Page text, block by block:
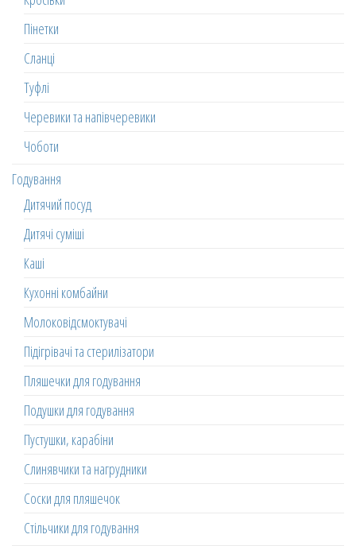
Пінетки
Сланці
Туфлі
Черевики та напівчеревики
Чоботи
Годування
Дитячий посуд
Дитячі суміші
Каші
Кухонні комбайни
Молоковідсмоктувачі
Підігрівачі та стерилізатори
Пляшечки для годування
Подушки для годування
Пустушки, карабіни
Слинявчики та нагрудники
Соски для пляшечок
Стільчики для годування